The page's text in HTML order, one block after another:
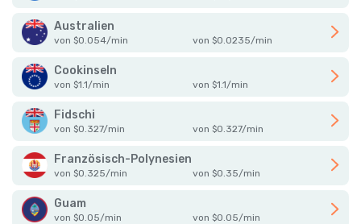
Australien
von $0.054/min von $0.0235/min
Cookinseln
von $1.1/min von $1.1/min
Fidschi
von $0.327/min von $0.327/min
Französisch-Polynesien
von $0.325/min von $0.35/min
Guam
von $0.05/min von $0.05/min